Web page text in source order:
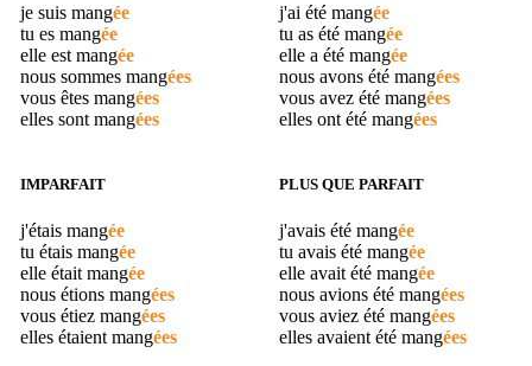
je suis mangée
tu es mangée
elle est mangée
nous sommes mangées
vous êtes mangées
elles sont mangées
j'ai été mangée
tu as été mangée
elle a été mangée
nous avons été mangées
vous avez été mangées
elles ont été mangées
IMPARFAIT
j'étais mangée
tu étais mangée
elle était mangée
nous étions mangées
vous étiez mangées
elles étaient mangées
PLUS QUE PARFAIT
j'avais été mangée
tu avais été mangée
elle avait été mangée
nous avions été mangées
vous aviez été mangées
elles avaient été mangées